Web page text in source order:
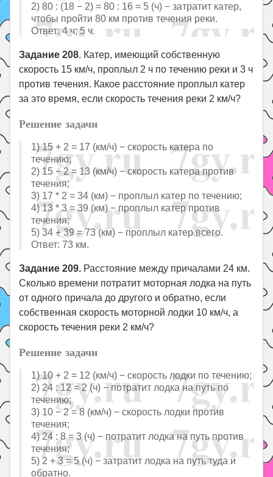
2) 80 : (18 − 2) = 80 : 16 = 5 (ч) − затратит катер,
чтобы пройти 80 км против течения реки.
Ответ: 4 ч; 5 ч.
Задание 208. Катер, имеющий собственную
скорость 15 км/ч, проплыл 2 ч по течению реки и 3 ч
против течения. Какое расстояние проплыл катер
за это время, если скорость течения реки 2 км/ч?
Решение задачи
1) 15 + 2 = 17 (км/ч) − скорость катера по
течению;
2) 15 − 2 = 13 (км/ч) − скорость катера против
течения;
3) 17 * 2 = 34 (км) − проплыл катер по течению;
4) 13 * 3 = 39 (км) − проплыл катер против
течения;
5) 34 + 39 = 73 (км) − проплыл катер всего.
Ответ: 73 км.
Задание 209. Расстояние между причалами 24 км.
Сколько времени потратит моторная лодка на путь
от одного причала до другого и обратно, если
собственная скорость моторной лодки 10 км/ч, а
скорость течения реки 2 км/ч?
Решение задачи
1) 10 + 2 = 12 (км/ч) − скорость лодки по течению;
2) 24 : 12 = 2 (ч) − потратит лодка на путь по
течению;
3) 10 − 2 = 8 (км/ч) − скорость лодки против
течения;
4) 24 : 8 = 3 (ч) − потратит лодка на путь против
течения;
5) 2 + 3 = 5 (ч) − затратит лодка на путь туда и
обратно.